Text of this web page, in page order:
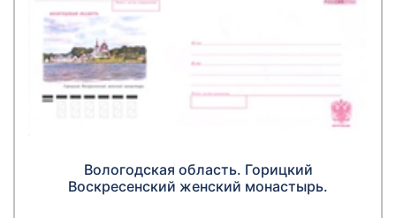
Вологодская область. Горицкий
Воскресенский женский монастырь.